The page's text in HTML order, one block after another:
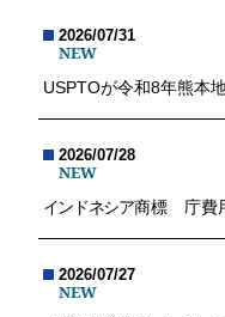
2026/07/31
NEW
USPTOが令和8年熊本
2026/07/28
NEW
インドネシア商標 庁費
2026/07/27
NEW